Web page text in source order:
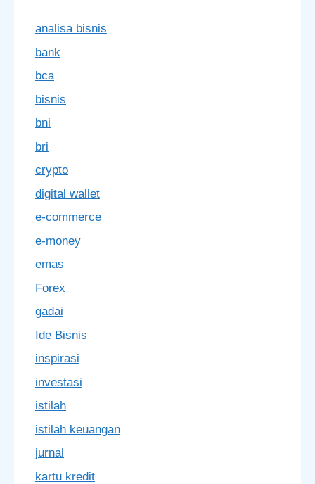
analisa bisnis
bank
bca
bisnis
bni
bri
crypto
digital wallet
e-commerce
e-money
emas
Forex
gadai
Ide Bisnis
inspirasi
investasi
istilah
istilah keuangan
jurnal
kartu kredit